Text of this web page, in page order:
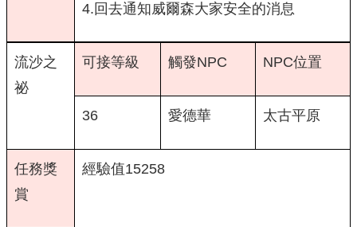
4.回去通知威爾森大家安全的消息
流沙之
祕
可接等級 觸發NPC NPC位置
36 愛德華 太古平原
任務獎
賞
經驗值15258